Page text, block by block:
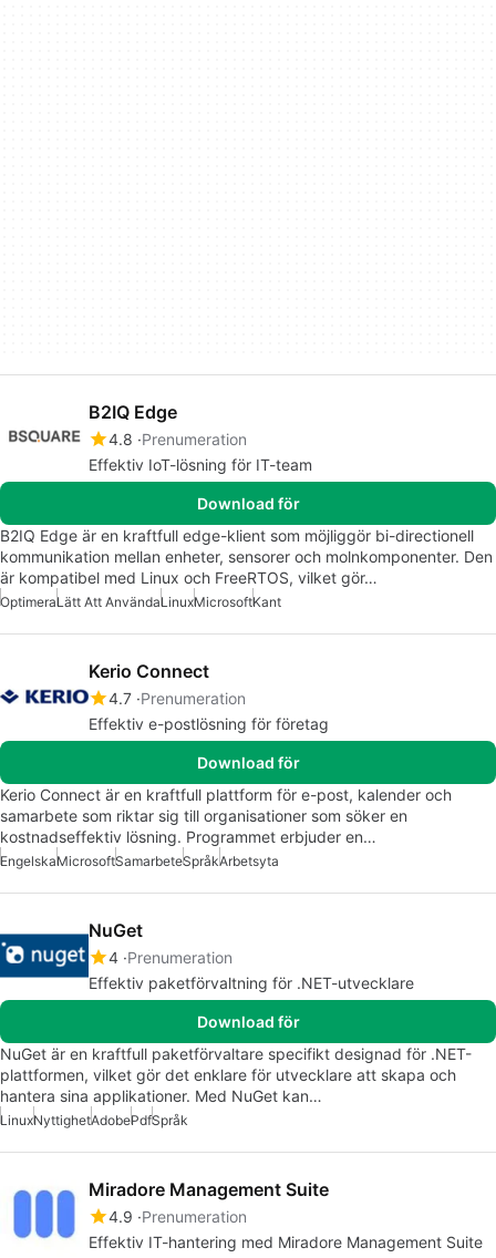
B2IQ Edge
4.8 Prenumeration
Effektiv IoT-lösning för IT-team
Download för
B2IQ Edge är en kraftfull edge-klient som möjliggör bi-directionell
kommunikation mellan enheter, sensorer och molnkomponenter. Den
är kompatibel med Linux och FreeRTOS, vilket gör…
OptimeraLätt Att AnvändaLinuxMicrosoftKant
Kerio Connect
4.7 Prenumeration
Effektiv e-postlösning för företag
Download för
Kerio Connect är en kraftfull plattform för e-post, kalender och
samarbete som riktar sig till organisationer som söker en
kostnadseffektiv lösning. Programmet erbjuder en…
EngelskaMicrosoftSamarbeteSpråkArbetsyta
NuGet
4 Prenumeration
Effektiv paketförvaltning för .NET-utvecklare
Download för
NuGet är en kraftfull paketförvaltare specifikt designad för .NET-
plattformen, vilket gör det enklare för utvecklare att skapa och
hantera sina applikationer. Med NuGet kan…
LinuxNyttighetAdobePdfSpråk
Miradore Management Suite
4.9 Prenumeration
Effektiv IT-hantering med Miradore Management Suite